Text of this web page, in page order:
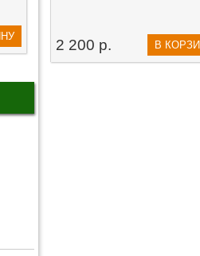
2 200 р. В